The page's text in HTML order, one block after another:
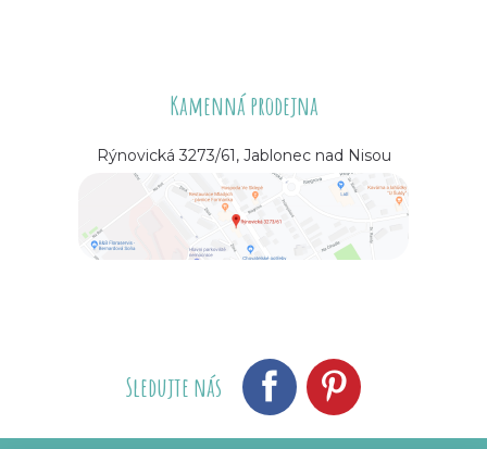
Kamenná prodejna
Rýnovická 3273/61, Jablonec nad Nisou
Sledujte nás